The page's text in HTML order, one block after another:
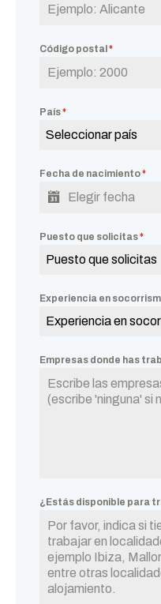
Código postal*
País*
Seleccionar país
Fecha de nacimiento*
Puesto que solicitas*
Puesto que solicitas
Experiencia en
Experiencia en
Empresas donde has
¿Estás disponible para